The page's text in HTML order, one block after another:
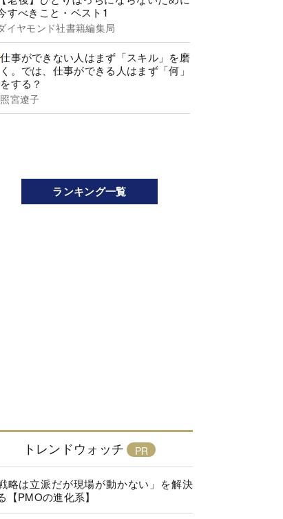
すべきこと・ベスト1
イヤモンド社書籍編集局
仕事ができない人はまず「スキル」を磨
く。では、仕事ができる人はまず「何」
をする？
照宮遼子
ランキング一覧
トレンドウォッチ
戦略は立派だが現場が動かない」を解決
【PMOの進化系】